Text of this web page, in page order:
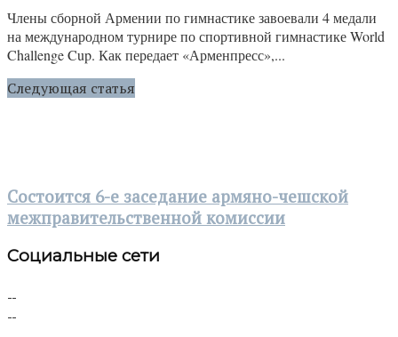
Члены сборной Армении по гимнастике завоевали 4 медали
на международном турнире по спортивной гимнастике World
Challenge Cup. Как передает «Арменпресс»,...
Следующая статья
Состоится 6-е заседание армяно-чешской
межправительственной комиссии
Социальные сети